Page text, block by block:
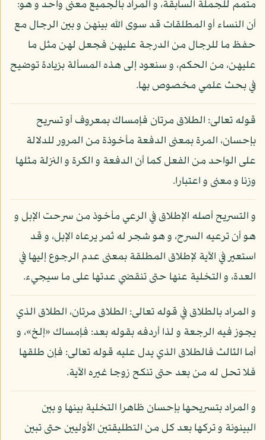
متمم للجملة السابقة، و المراد بالجميع معنى واحد و هو:
أن النساء أو المطلقات قد سوى الله بينهن و بين الرجال مع
حفظ ما للرجال من الدرجة عليهن فجعل لهن مثل ما
عليهن، من الحكم، و سنعود إلى هذه المسألة بزيادة توضيح
في بحث علمي مخصوص بها.
قوله تعالى: الطلاق مرتان فإمساك بمعروف أو تسريح
بإحسان، المرة بمعنى الدفعة مأخوذة من المرور للدلالة
على الواحد من الفعل كما أن الدفعة و الكرة و النزلة مثلها
وزنا و معنى و اعتبارا.
و التسريح أصله الإطلاق في الرعي مأخوذ من سرحت الإبل و
هو أن ترعيه السرح، و هو شجر له ثمر يرعاه الإبل، و قد
استعير في الآية لإطلاق المطلقة بمعنى عدم الرجوع إليها في
العدة، و التخلية عنها حتى تنقضي عدتها على ما سيجيء.
و المراد بالطلاق في قوله تعالى: الطلاق مرتان، الطلاق الذي
يجوز فيه الرجعة و لذا أردفه بقوله بعد: فإمساك «إلخ»، و
أما الثالث فالطلاق الذي يدل عليه قوله تعالى: فإن طلقها
فلا تحل له من بعد حتى تنكح زوجا غيره الآية.
و المراد بتسريحها بإحسان ظاهرا التخلية بينها و بين
البينونة و تركها بعد كل من التطليقتين الأوليين حتى تبين